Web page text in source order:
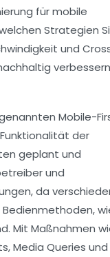
für mobile
Strategien
und
verbessern
Mobile-
der
geplant und
und
da
Mit Maßnahmen
Media Queries und